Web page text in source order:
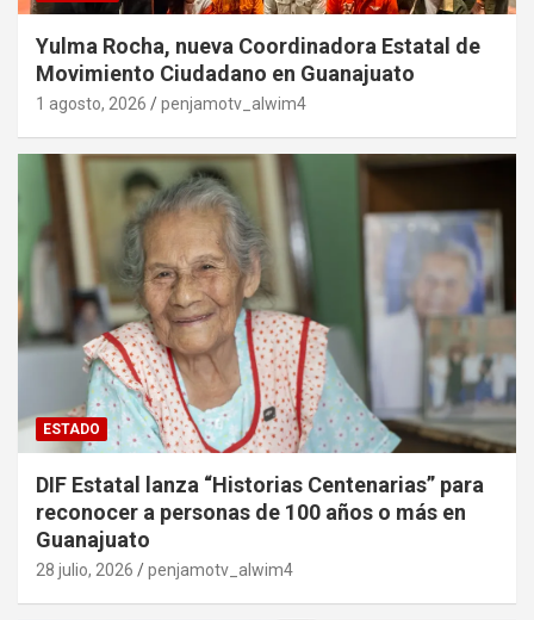
Yulma Rocha, nueva Coordinadora Estatal de
Movimiento Ciudadano en Guanajuato
1 agosto, 2026 penjamotv_alwim4
ESTADO
DIF Estatal lanza “Historias Centenarias” para
reconocer a personas de 100 años o más en
Guanajuato
28 julio, 2026 penjamotv_alwim4